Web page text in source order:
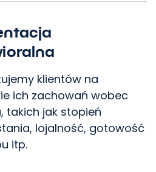
klientów na
ich zachowań wobec
takich jak stopień
lojalność, gotowość
itp.
Twój